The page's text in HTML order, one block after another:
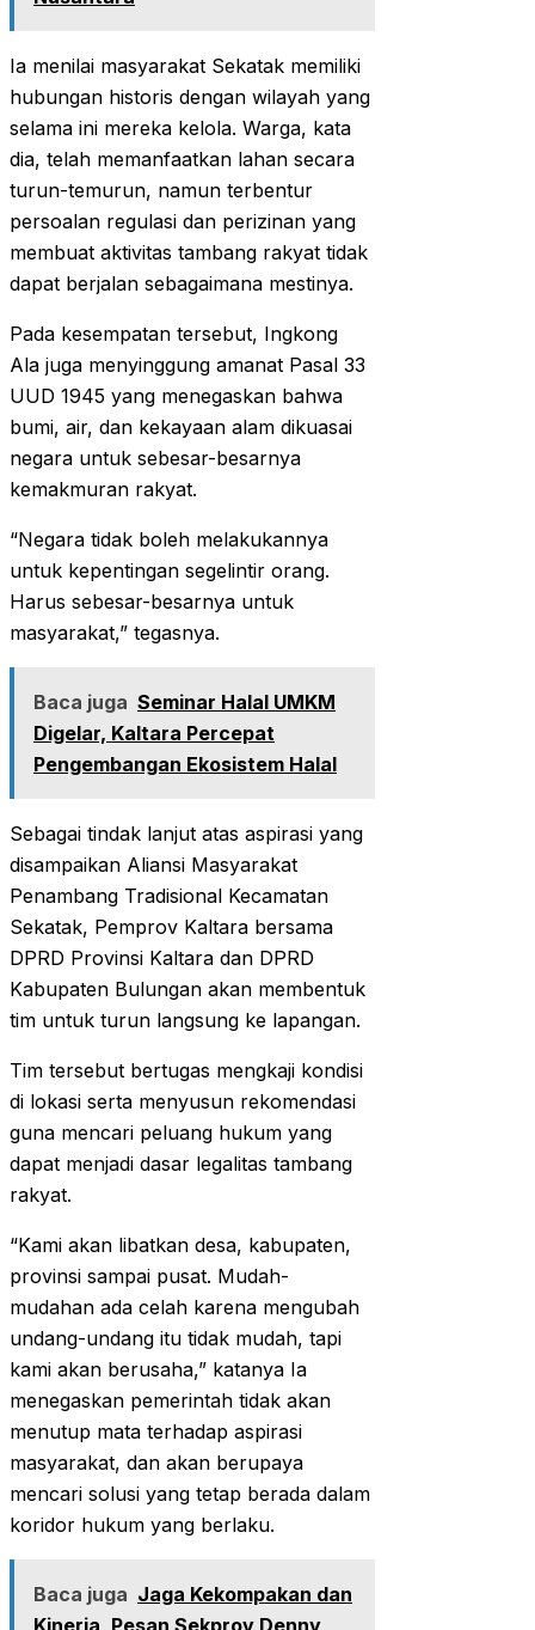
Ia menilai masyarakat Sekatak memiliki
hubungan historis dengan wilayah yang
selama ini mereka kelola. Warga, kata
dia, telah memanfaatkan lahan secara
turun-temurun, namun terbentur
persoalan regulasi dan perizinan yang
membuat aktivitas tambang rakyat tidak
dapat berjalan sebagaimana mestinya.
Pada kesempatan tersebut, Ingkong
Ala juga menyinggung amanat Pasal 33
UUD 1945 yang menegaskan bahwa
bumi, air, dan kekayaan alam dikuasai
negara untuk sebesar-besarnya
kemakmuran rakyat.
“Negara tidak boleh melakukannya
untuk kepentingan segelintir orang.
Harus sebesar-besarnya untuk
masyarakat,” tegasnya.
Baca juga Seminar Halal UMKM
Digelar, Kaltara Percepat
Pengembangan Ekosistem Halal
Sebagai tindak lanjut atas aspirasi yang
disampaikan Aliansi Masyarakat
Penambang Tradisional Kecamatan
Sekatak, Pemprov Kaltara bersama
DPRD Provinsi Kaltara dan DPRD
Kabupaten Bulungan akan membentuk
tim untuk turun langsung ke lapangan.
Tim tersebut bertugas mengkaji kondisi
di lokasi serta menyusun rekomendasi
guna mencari peluang hukum yang
dapat menjadi dasar legalitas tambang
rakyat.
“Kami akan libatkan desa, kabupaten,
provinsi sampai pusat. Mudah-
mudahan ada celah karena mengubah
undang-undang itu tidak mudah, tapi
kami akan berusaha,” katanya Ia
menegaskan pemerintah tidak akan
menutup mata terhadap aspirasi
masyarakat, dan akan berupaya
mencari solusi yang tetap berada dalam
koridor hukum yang berlaku.
Baca juga Jaga Kekompakan dan